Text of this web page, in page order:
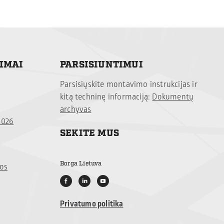
PARSISIUNTIMUI
Parsisiųskite montavimo instrukcijas ir
kitą techninę informaciją:Dokumentų
archyvas
SEKITE MUS
Borga Lietuva
Privatumo politika